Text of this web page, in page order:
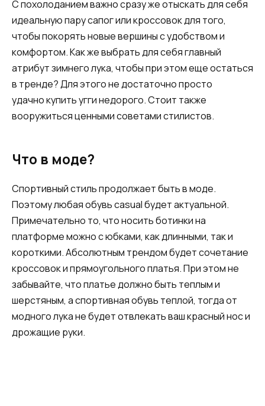
С похолоданием важно сразу же отыскать для себя
идеальную пару сапог или кроссовок для того,
чтобы покорять новые вершины с удобством и
комфортом. Как же выбрать для себя главный
атрибут зимнего лука, чтобы при этом еще остаться
в тренде? Для этого не достаточно просто
удачно купить угги недорого. Стоит также
вооружиться ценными советами стилистов.
Что в моде?
Спортивный стиль продолжает быть в моде.
Поэтому любая обувь casual будет актуальной.
Примечательно то, что носить ботинки на
платформе можно с юбками, как длинными, так и
короткими. Абсолютным трендом будет сочетание
кроссовок и прямоугольного платья. При этом не
забывайте, что платье должно быть теплым и
шерстяным, а спортивная обувь теплой, тогда от
модного лука не будет отвлекать ваш красный нос и
дрожащие руки.